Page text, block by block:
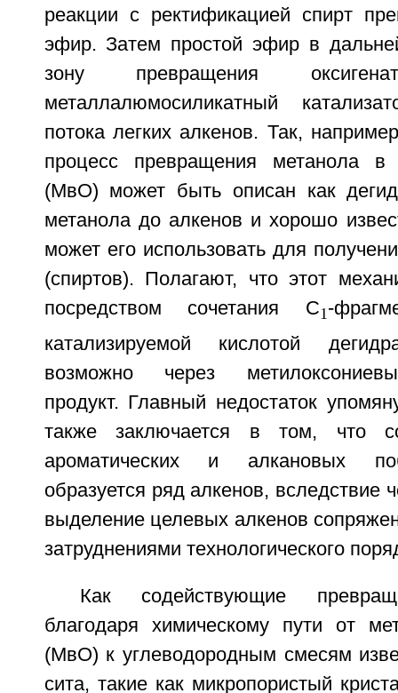
реакции с ректификацией спирт
эфир. Затем простой эфир в
зону превращения
металлалюмосиликатный
потока легких алкенов. Так,
процесс превращения метанола
(МвО) может быть описан как
метанола до алкенов и хорошо
может его использовать для
(спиртов). Полагают, что этот
посредством сочетания С1-
катализируемой кислотой
возможно через
продукт. Главный недостаток
также заключается в том, что
ароматических и алкановых
образуется ряд алкенов, вследствие
выделение целевых алкенов
затруднениями технологического
Как содействующие
благодаря химическому пути от
(МвО) к углеводородным смесям
сита, такие как микропористый